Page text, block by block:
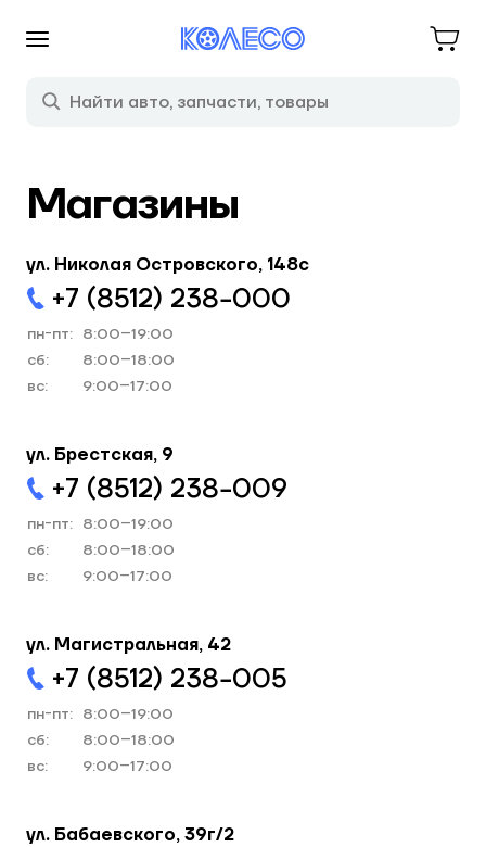
Магазины
ул. Николая Островского, 148с
+7 (8512) 238−000
пн-пт: 8:00–19:00
cб:
8:00–18:00
вс:
9:00–17:00
ул. Брестская, 9
+7 (8512) 238−009
пн-пт: 8:00–19:00
cб:
8:00–18:00
вс:
9:00–17:00
ул. Магистральная, 42
+7 (8512) 238−005
пн-пт: 8:00–19:00
cб:
8:00–18:00
вс:
9:00–17:00
ул. Бабаевского, 39г/2